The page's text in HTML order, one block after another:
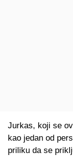
Jurkas, koji se
kao jedan od
priliku da se